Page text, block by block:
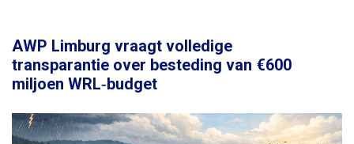
AWP Limburg vraagt volledige
transparantie over besteding van €600
miljoen WRL‑budget